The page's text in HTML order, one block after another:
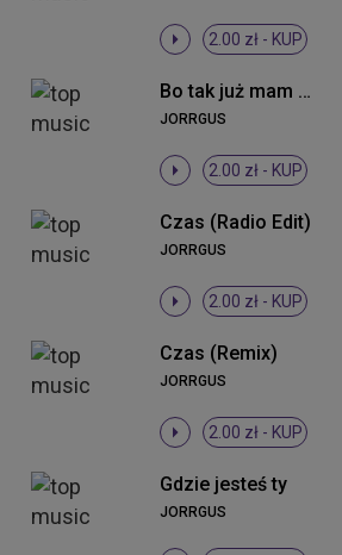
2.00 zł - KUP
Bo tak już mam (DJ Cookis Tek Remix)
JORRGUS
2.00 zł - KUP
Czas (Radio Edit)
JORRGUS
2.00 zł - KUP
Czas (Remix)
JORRGUS
2.00 zł - KUP
Gdzie jesteś ty
JORRGUS